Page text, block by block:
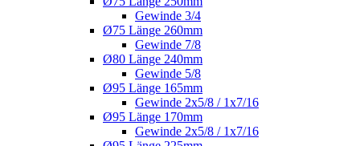
Gewinde 3/4
Ø75 Länge 260mm
Gewinde 7/8
Ø80 Länge 240mm
Gewinde 5/8
Ø95 Länge 165mm
Gewinde 2x5/8 / 1x7/16
Ø95 Länge 170mm
Gewinde 2x5/8 / 1x7/16